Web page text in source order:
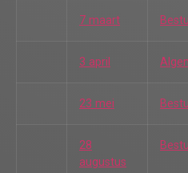
7 maart
3 april
23 mei
28
augustus